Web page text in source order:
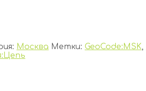
Москва Метки: GeoCode:MSK,